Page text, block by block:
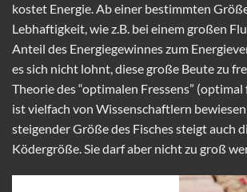
kostet Energie. Ab einer bestimmten
Lebhaftigkeit, wie z.B. bei einem großen
Anteil des Energiegewinnes zum
es sich nicht lohnt, diese große Beute zu
Theorie des “optimalen Fressens”
ist vielfach von Wissenschaftlern
steigender Größe des Fisches steigt auch
Ködergröße. Sie darf aber nicht zu groß